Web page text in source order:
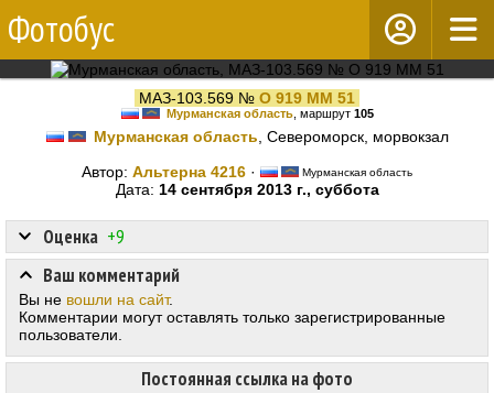
Фотобус
МАЗ-103.569 № О 919 ММ 51
Мурманская область, маршрут 105
Мурманская область , Североморск, морвокзал
Автор: Альтерна 4216 · Мурманская область
Дата: 14 сентября 2013 г., суббота
Оценка +9
Постоянная ссылка на фото
Ваш комментарий
Вы не вошли на сайт.
Комментарии могут оставлять только зарегистрированные
пользователи.